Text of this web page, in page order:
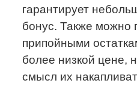
гарантирует
бонус. Также можно
припойными
более низкой цене,
смысл их